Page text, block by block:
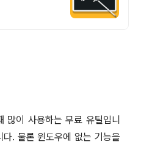
많이 사용하는 무료 유틸입니
다. 물론 윈도우에 없는 기능을